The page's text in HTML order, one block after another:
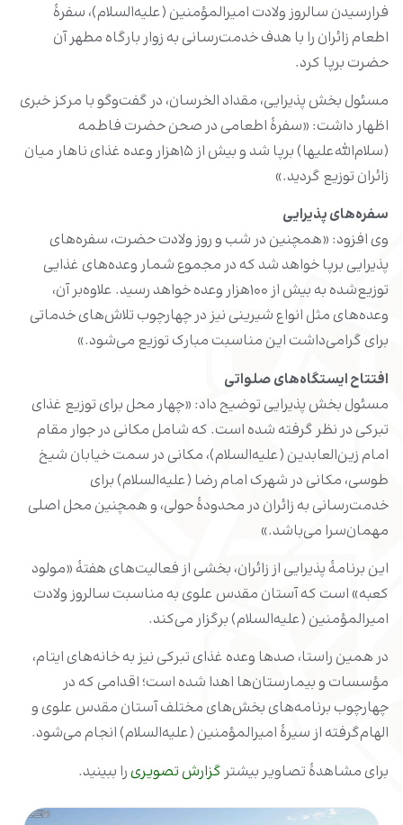
فرارسیدن سالروز ولادت امیرالمؤمنین (علیه‌السلام)، سفرۀ
اطعام زائران را با هدف خدمت‌رسانی به زوار بارگاه مطهر آن
حضرت برپا کرد.
مسئول بخش پذیرایی، مقداد الخرسان، در گفت‌وگو با مرکز خبری
اظهار داشت: «سفرۀ اطعامی در صحن حضرت فاطمه
(سلام‌الله‌علیها) برپا شد و بیش از ۱۵هزار وعده غذای ناهار میان
زائران توزیع گردید.»
سفره‌های پذیرایی
وی افزود: «همچنین در شب و روز ولادت حضرت، سفره‌های
پذیرایی برپا خواهد شد که در مجموع شمار وعده‌های غذایی
توزیع‌شده به بیش از ۱۰۰هزار وعده خواهد رسید. علاوه‌بر آن،
وعده‌های مثل انواع شیرینی نیز در چهارچوب تلاش‌های خدماتی
برای گرامی‌داشت این مناسبت مبارک توزیع می‌شود.»
افتتاح ایستگاه‌های صلواتی
مسئول بخش پذیرایی توضیح داد: «چهار محل برای توزیع غذای
تبرکی در نظر گرفته شده است. که شامل مکانی در جوار مقام
امام زین‌العابدین (علیه‌السلام)، مکانی در سمت خیابان شیخ
طوسی، مکانی در شهرک امام رضا (علیه‌السلام) برای
خدمت‌رسانی به زائران در محدودۀ حولی، و همچنین محل اصلی
مهمان‌سرا می‌باشد.»
این برنامۀ پذیرایی از زائران، بخشی از فعالیت‌های هفتۀ «مولود
کعبه» است که آستان مقدس علوی به مناسبت سالروز ولادت
امیرالمؤمنین (علیه‌السلام) برگزار می‌کند.
در همین راستا، صدها وعده غذای تبرکی نیز به خانه‌های ایتام،
مؤسسات و بیمارستان‌ها اهدا شده است؛ اقدامی که در
چهارچوب برنامه‌های بخش‌های مختلف آستان مقدس علوی و
الهام‌گرفته از سیرۀ امیرالمؤمنین (علیه‌السلام) انجام می‌شود.
برای مشاهدۀ تصاویر بیشترگزارش تصویری را ببینید.